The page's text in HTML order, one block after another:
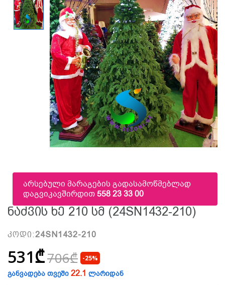
არსებული მარაგების გადასამოწმებლად
დაგვიკავშირდით558 23 33 00
Ნაძვის Ხე 210 Სმ (24SN1432-210)
კოდი:24SN1432-210
531₾706₾ -25%
განვადება თვეში 22.1 ლარიდან